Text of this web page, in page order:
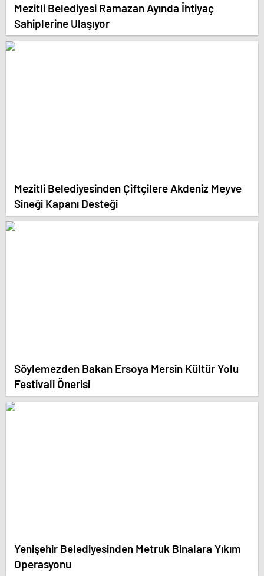
Mezitli Belediyesi Ramazan Ayında İhtiyaç
Sahiplerine Ulaşıyor
Mezitli Belediyesinden Çiftçilere Akdeniz Meyve
Sineği Kapanı Desteği
Söylemezden Bakan Ersoya Mersin Kültür Yolu
Festivali Önerisi
Yenişehir Belediyesinden Metruk Binalara Yıkım
Operasyonu